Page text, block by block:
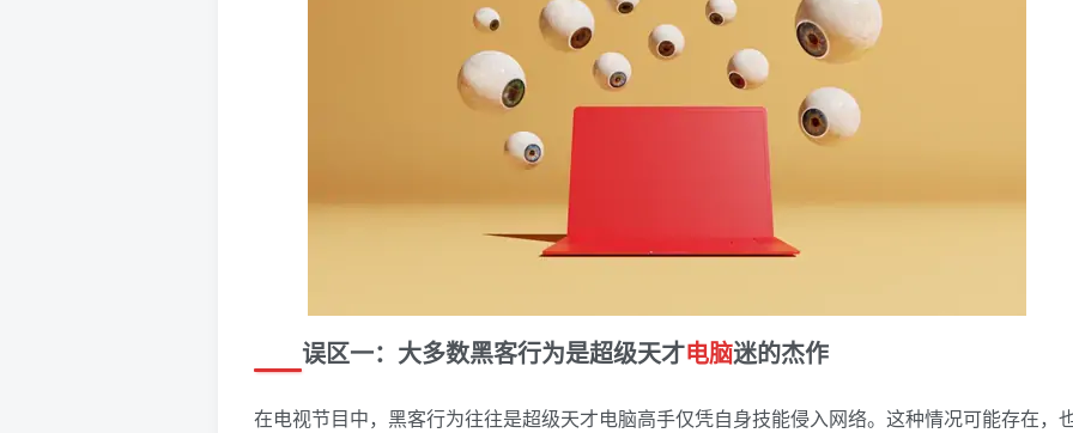
误区一：大多数黑客行为是超级天才电脑迷的杰作
在电视节目中，黑客行为往往是超级天才电脑高手仅凭自身技能侵入网络。这种情况可能存在，